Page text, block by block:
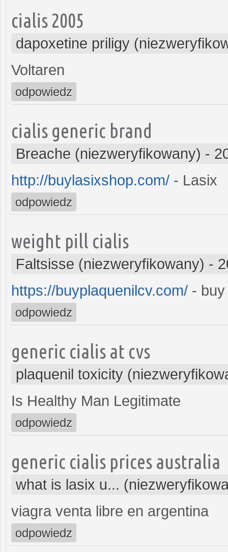
cialis 2005
dapoxetine priligy
Voltaren
odpowiedz
cialis generic brand
Breache (niezweryfikowany) -
http://buylasixshop.com/ - Lasix
odpowiedz
weight pill cialis
Faltsisse (niezweryfikowany) -
https://buyplaquenilcv.com/ -
odpowiedz
generic cialis at cvs
plaquenil toxicity
Is Healthy Man Legitimate
odpowiedz
generic cialis prices australia
what is lasix u...
viagra venta libre en argentina
odpowiedz